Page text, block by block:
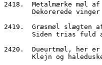
2418.  Metalmærke møl af
Dekorerede
2419.  Græsmøl slægten
Siden trias
2420.  Dueurtmøl, her
Klejn og